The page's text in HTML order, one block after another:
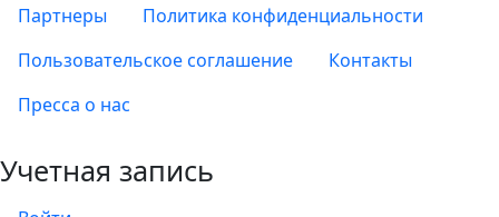
Партнеры
Политика конфиденциальности
Пользовательское соглашение
Контакты
Пресса о нас
Учетная запись